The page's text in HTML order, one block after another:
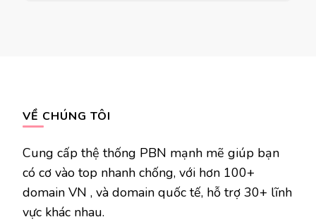
VỀ CHÚNG TÔI
Cung cấp thệ thống PBN mạnh mẽ giúp bạn
có cơ vào top nhanh chống, với hơn 100+
domain VN , và domain quốc tế, hỗ trợ 30+ lĩnh
vực khác nhau.